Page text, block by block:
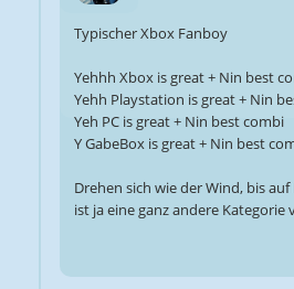
Typischer Xbox Fanboy
Yehhh Xbox is great + Nin best
Yehh Playstation is great + Nin
Yeh PC is great + Nin best combi
Y GabeBox is great + Nin best
Drehen sich wie der Wind, bis
ist ja eine ganz andere Kategorie